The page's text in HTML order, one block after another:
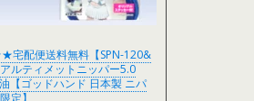
配便送料無料【SPN-120&
ルティメットニッパー5.0
【ゴッドハンド 日本製 ニパ